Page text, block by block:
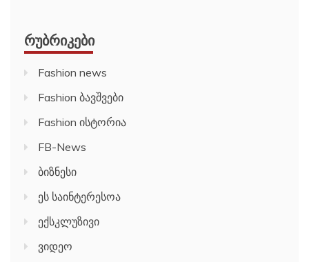
ᲠᲣᲑᲠᲘᲙᲔᲑᲘ
Fashion news
Fashion ბავშვები
Fashion ისტორია
FB-News
ბიზნესი
ეს საინტერესოა
ექსკლუზივი
ვიდეო